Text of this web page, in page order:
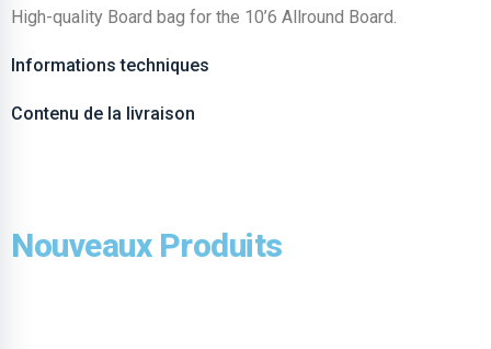
High-quality Board bag for the 10’6 Allround Board.
Informations techniques
Contenu de la livraison
Nouveaux Produits